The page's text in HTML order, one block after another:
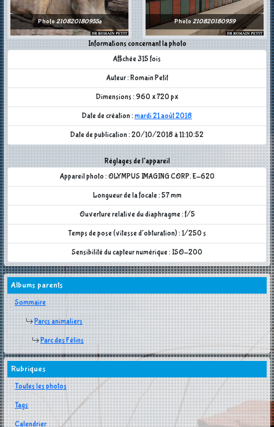
Photo210820180955a
Informations concernant la photo
Affichée 315 fois
Auteur : Romain Petit
Dimensions : 960 x 720 px
Date de création : mardi 21 août 2018
Date de publication : 20/10/2018 à 11:10:52
Réglages de l'appareil
Appareil photo : OLYMPUS IMAGING CORP. E-620
Longueur de la focale : 57 mm
Ouverture relative du diaphragme : f/5
Temps de pose (vitesse d'obturation) : 1/250 s
Sensibilité du capteur numérique : ISO-200
Photo 210820180959
Albums parents
Sommaire
Parcs animaliers
Parc des Félins
Rubriques
Toutes les photos
Tags
Calendrier